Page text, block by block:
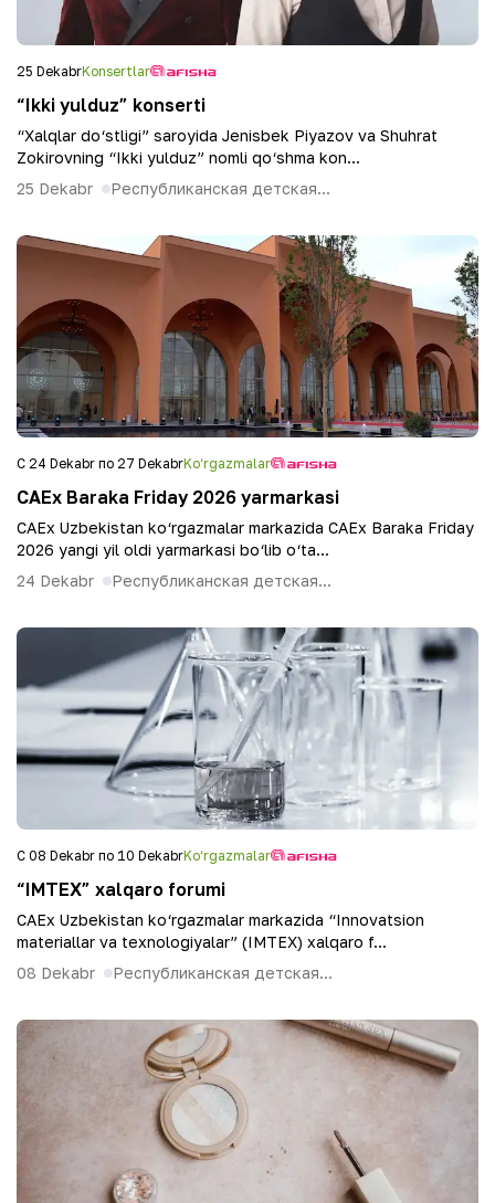
25 DekabrKonsertlar
“Ikki yulduz” konserti
“Xalqlar do‘stligi” saroyida Jenisbek Piyazov va Shuhrat
Zokirovning “Ikki yulduz” nomli qo‘shma kon...
25 Dekabr
Республиканская детская...
С 24 Dekabr по 27 DekabrKo‘rgazmalar
CAEx Baraka Friday 2026 yarmarkasi
CAEx Uzbekistan ko‘rgazmalar markazida CAEx Baraka Friday
2026 yangi yil oldi yarmarkasi bo‘lib o‘ta...
24 Dekabr
Республиканская детская...
С 08 Dekabr по 10 DekabrKo‘rgazmalar
“IMTEX” xalqaro forumi
CAEx Uzbekistan ko‘rgazmalar markazida “Innovatsion
materiallar va texnologiyalar” (IMTEX) xalqaro f...
08 Dekabr
Республиканская детская...